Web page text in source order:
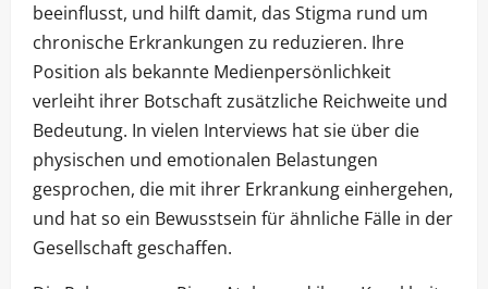
beeinflusst, und hilft damit, das Stigma rund um
chronische Erkrankungen zu reduzieren. Ihre
Position als bekannte Medienpersönlichkeit
verleiht ihrer Botschaft zusätzliche Reichweite und
Bedeutung. In vielen Interviews hat sie über die
physischen und emotionalen Belastungen
gesprochen, die mit ihrer Erkrankung einhergehen,
und hat so ein Bewusstsein für ähnliche Fälle in der
Gesellschaft geschaffen.